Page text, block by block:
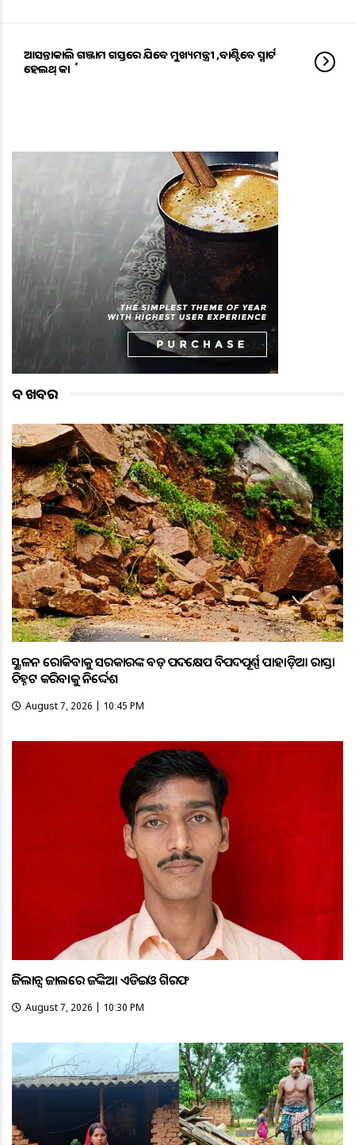
ଆସନ୍ତାକାଲି ଗଞ୍ଜାମ ଗସ୍ତରେ ଯିବେ ମୁଖ୍ୟମନ୍ତ୍ରୀ ,ବାଣ୍ଟିବେ ସ୍ମାର୍ଟ
ହେଲଥ୍ କାର୍ଡ
ବଡ ଖବର
ଭୂସ୍ଖଳନ ରୋକିବାକୁ ସରକାରଙ୍କ ବଡ଼ ପଦକ୍ଷେପ ବିପଦପୂର୍ଣ୍ଣ ପାହାଡ଼ିଆ ରାସ୍ତା
ଚିହ୍ନଟ କରିବାକୁ ନିର୍ଦ୍ଦେଶ
August 7, 2026 | 10:45 PM
ଭିଜିଲାନ୍ସ ଜାଲରେ ଜଙ୍କିଆ ଏଡିଇଓ ଗିରଫ
August 7, 2026 | 10:30 PM